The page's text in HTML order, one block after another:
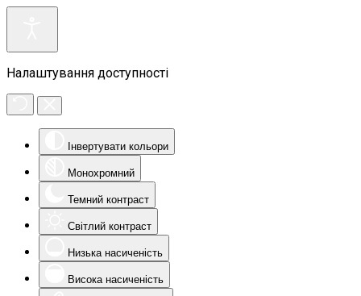
Налаштування доступності
Інвертувати кольори
Монохромний
Темний контраст
Світлий контраст
Низька насиченість
Висока насиченість